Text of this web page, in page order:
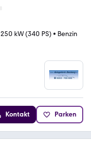
250 kW (340 PS) • Benzin
Kontakt Parken